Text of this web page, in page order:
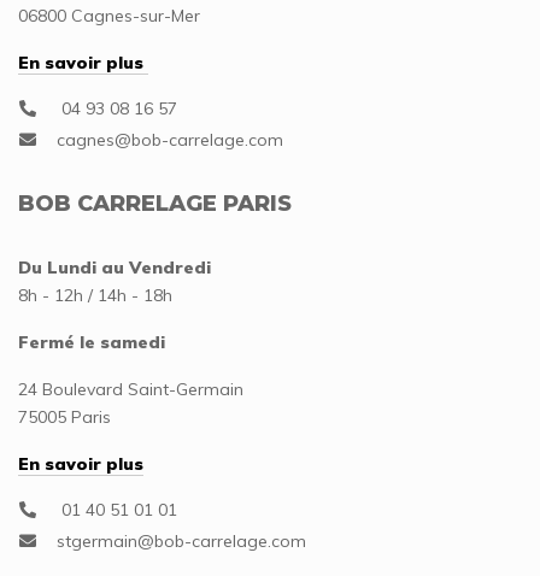
06800 Cagnes-sur-Mer
En savoir plus
04 93 08 16 57
BOB CARRELAGE PARIS
Du Lundi au Vendredi
8h - 12h / 14h - 18h
Fermé le samedi
24 Boulevard Saint-Germain
75005 Paris
En savoir plus
01 40 51 01 01